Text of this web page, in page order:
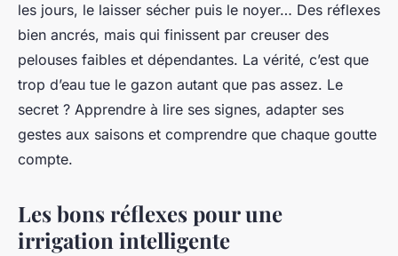
les jours, le laisser sécher puis le noyer… Des réflexes
bien ancrés, mais qui finissent par creuser des
pelouses faibles et dépendantes. La vérité, c’est que
trop d’eau tue le gazon autant que pas assez. Le
secret ? Apprendre à lire ses signes, adapter ses
gestes aux saisons et comprendre que chaque goutte
compte.
Les bons réflexes pour une
irrigation intelligente